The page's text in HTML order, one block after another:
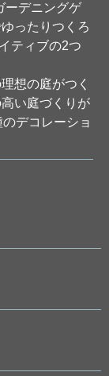
ーデニングゲ
ったりつくろ
ティブの2つ
想の庭がつく
い庭づくりが
デコレーショ